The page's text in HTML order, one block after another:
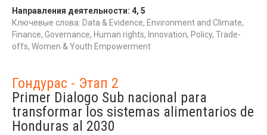
Направления деятельности: 4, 5
Ключевые слова: Data & Evidence, Environment and Climate,
Finance, Governance, Human rights, Innovation, Policy, Trade-
offs, Women & Youth Empowerment
Гондурас - Этап 2
Primer Dialogo Sub nacional para
transformar los sistemas alimentarios de
Honduras al 2030